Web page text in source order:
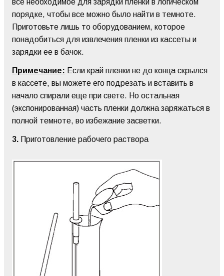
порядке, чтобы все можно было найти в темноте.
Приготовьте лишь то оборудованием, которое
понадобиться для извлечения пленки из кассеты и
зарядки ее в бачок.
Примечание: Если край пленки не до конца скрылся
в кассете, вы можете его подрезать и вставить в
начало спирали еще при свете. Но остальная
(экспонированная) часть пленки должна заряжаться в
полной темноте, во избежание засветки.
3. Приготовление рабочего раствора